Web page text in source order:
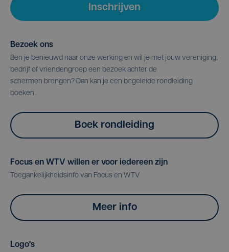
Inschrijven
Bezoek ons
Ben je benieuwd naar onze werking en wil je met jouw vereniging,
bedrijf of vriendengroep een bezoek achter de
schermen brengen? Dan kan je een begeleide rondleiding
boeken.
Boek rondleiding
Focus en WTV willen er voor iedereen zijn
Toegankelijkheidsinfo van Focus en WTV
Meer info
Logo's